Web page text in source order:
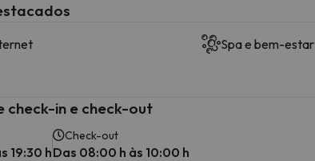
Spa e bem-estar
check-in e check-out
19:30 h
Check-out
Das 08:00 h às 10:00 h